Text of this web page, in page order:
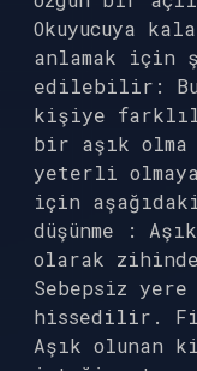
Okuyucuya
anlamak
edilebilir:
kişiye
bir aşık olma
yeterli
için
düşünme :
olarak
Sebepsiz
hissedilir.
Aşık olunan